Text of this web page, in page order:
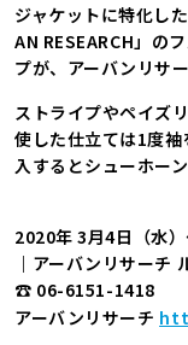
ジャケットに特化し
AN RESEARCH」の
プが、アーバンリサ
ストライプやペイズ
使した仕立ては1度
入するとシューホー
2020年 3月4日（水）
｜アーバンリサーチ
☎ 06-6151-1418
アーバンリサーチ